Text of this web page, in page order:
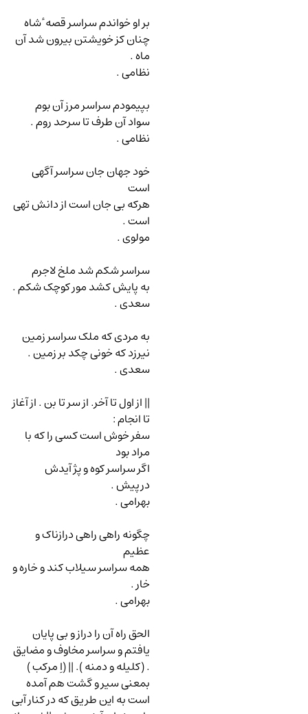
بر او خواندم سراسر قصه ٔ شاه
چنان کز خویشتن بیرون شد آن
ماه .
نظامی .
بپیمودم سراسر مرز آن بوم
سواد آن طرف تا سرحد روم .
نظامی .
خود جهان جان سراسر آگهی
است
هرکه بی جان است از دانش تهی
است .
مولوی .
سراسر شکم شد ملخ لاجرم
به پایش کشد مور کوچک شکم .
سعدی .
به مردی که ملک سراسر زمین
نیرزد که خونی چکد بر زمین .
سعدی .
|| از اول تا آخر. از سر تا بن . از آغاز
تا انجام:
سفر خوش است کسی را که با
مراد بود
اگر سراسر کوه و پژ آیدش
درپیش .
بهرامی .
چگونه راهی راهی درازناک و
عظیم
همه سراسر سیلاب کند و خاره و
خار .
بهرامی .
الحق راه آن را دراز و بی پایان
یافتم و سراسر مخاوف و مضایق
. (کلیله و دمنه ). || (اِ مرکب )
بمعنی سیر و گشت هم آمده
است به این طریق که در کنار آبی